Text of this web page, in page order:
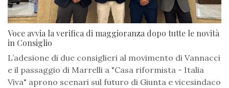
Voce avvia la verifica di maggioranza dopo tutte le novità
in Consiglio
L’adesione di due consiglieri al movimento di Vannacci
e il passaggio di Marrelli a "Casa riformista - Italia
Viva" aprono scenari sul futuro di Giunta e vicesindaco